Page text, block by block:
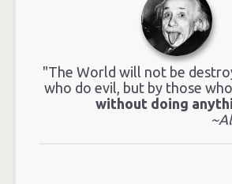
"The World will not be
who do evil, but by those
without doing